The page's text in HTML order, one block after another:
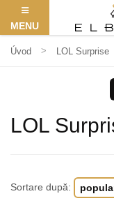
MENU
Úvod LOL Surprise
LOL
Sortare după: